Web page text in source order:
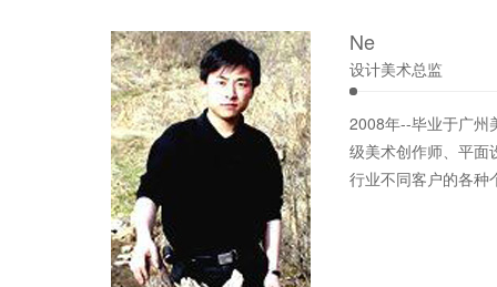
Ne
设计美术总监
2008年--毕业于广州
级美术创作师、平面
行业不同客户的各种